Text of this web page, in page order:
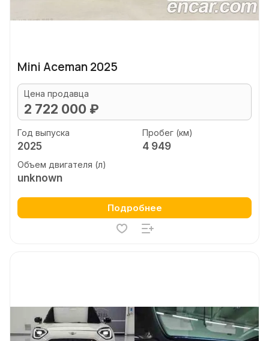
Mini Aceman 2025
Цена продавца
2 722 000 ₽
Год выпуска
2025
Пробег (км)
4 949
Объем двигателя (л)
unknown
Подробнее